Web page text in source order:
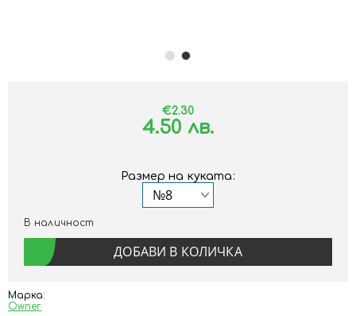
Марка:
Owner
€2.30
4.50 лв.
Размер на куката:
В наличност